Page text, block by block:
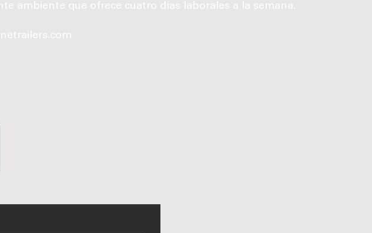
ambiente que ofrece cuatro días laborales a la semana.